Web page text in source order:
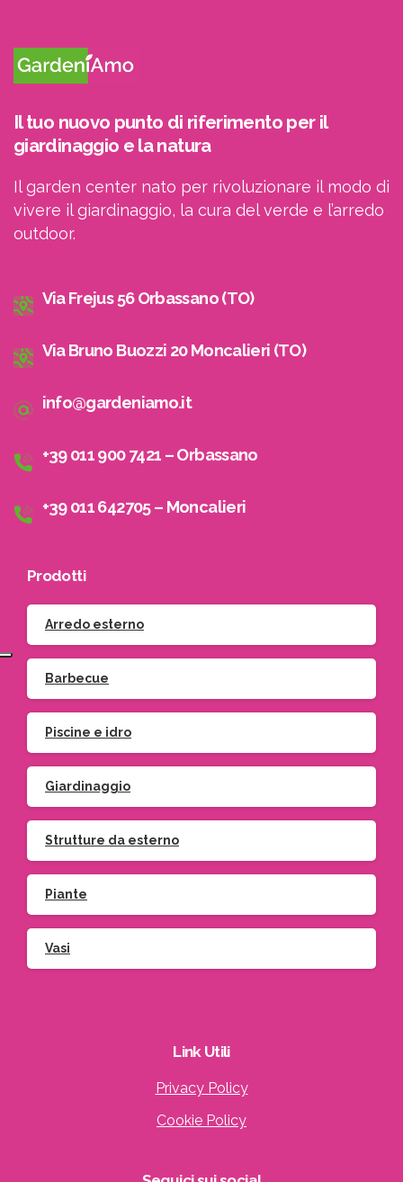
Il tuo nuovo punto di riferimento per il
giardinaggio e la natura
Il garden center nato per rivoluzionare il modo di
vivere il giardinaggio, la cura del verde e l’arredo
outdoor.
Via Frejus 56 Orbassano (TO)
Via Bruno Buozzi 20 Moncalieri (TO)
info@gardeniamo.it
+39 011 900 7421 – Orbassano
+39 011 642705 – Moncalieri
Prodotti
Arredo esterno
Barbecue
Piscine e idro
Giardinaggio
Strutture da esterno
Piante
Vasi
Link Utili
Privacy Policy
Cookie Policy
Iscriviti